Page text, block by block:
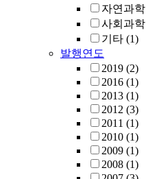
자연과학
사회과학
기타 (1)
발행연도
2019 (2)
2016 (1)
2013 (1)
2012 (3)
2011 (1)
2010 (1)
2009 (1)
2008 (1)